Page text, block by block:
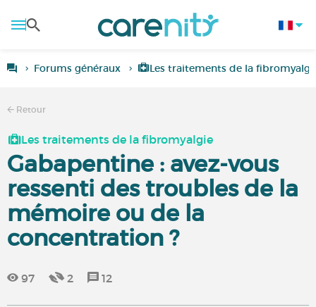
Forums généraux Les traitements de la
Retour
Les traitements de la fibromyalgie
Gabapentine : avez-vous
ressenti des troubles de la
mémoire ou de la
concentration ?
97 2 12